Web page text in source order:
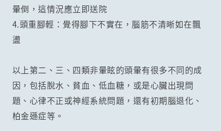
暈倒，這情況應立即送院
4.頭重腳輕：覺得腳下不實在，腦筋不清晰如在飄
盪
以上第二、三、四類非暈眩的頭暈有很多不同的成
因，包括脫水、貧血、低血糖，或是心臟出現問
題、心律不正或神經系統問題，還有初期腦退化、
柏金遜症等。